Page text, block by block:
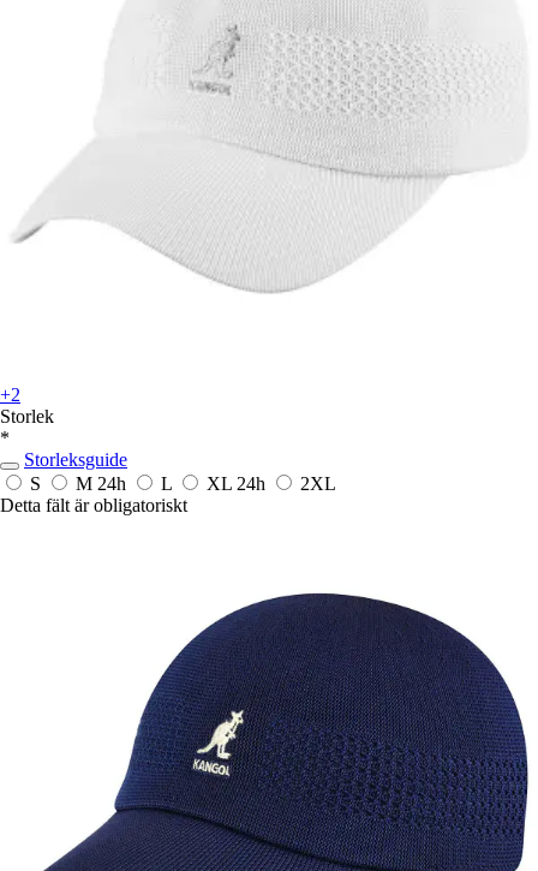
+2
Storlek
*
Storleksguide
S
M 24h L XL 24h
2XL
Detta fält är obligatoriskt